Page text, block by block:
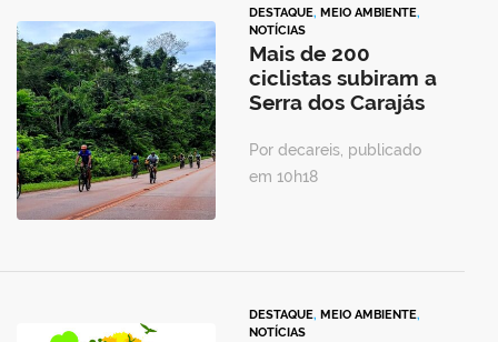
DESTAQUE, MEIO AMBIENTE,
NOTÍCIAS
Mais de 200
ciclistas subiram a
Serra dos Carajás
Por decareis, publicado
em 10h18
DESTAQUE, MEIO AMBIENTE,
NOTÍCIAS